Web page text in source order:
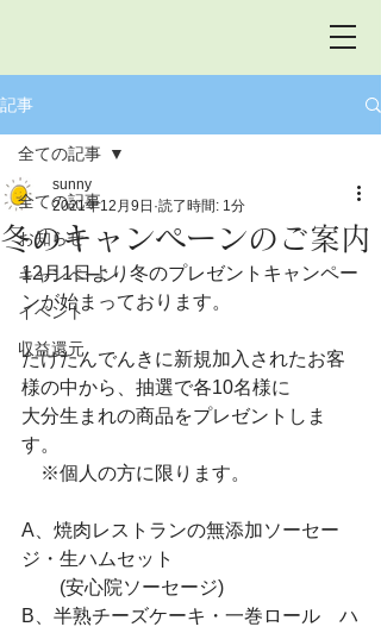
記事
全ての記事
お知らせ
キャンペーン
イベント
収益還元
全ての記事
冬のキャンペーンのご案内
sunny
2021年12月9日 読了時間: 1分
12月1日より冬のプレゼントキャンペー
ンが始まっております。
たけたんでんきに新規加入されたお客
様の中から、抽選で各10名様に
大分生まれの商品をプレゼントしま
す。
※個人の方に限ります。
A、焼肉レストランの無添加ソーセー
ジ・生ハムセット
(安心院ソーセージ)
B、半熟チーズケーキ・一巻ロール　ハ